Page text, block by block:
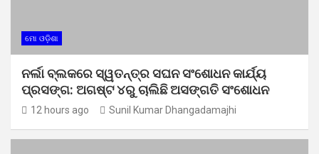
ମୋ ଓଡ଼ିଶା
ନର୍ଲା ବ୍ଲକରେ ସ୍ୱତନ୍ତ୍ର ସଘନ ସଂଶୋଧନ କାର୍ଯ୍ୟ
ପ୍ରସଙ୍ଗ: ଅଗଷ୍ଟ ୪ରୁ ଚାଲିଛି ଅସଙ୍ଗତି ସଂଶୋଧନ
12 hours ago Sunil Kumar Dhangadamajhi